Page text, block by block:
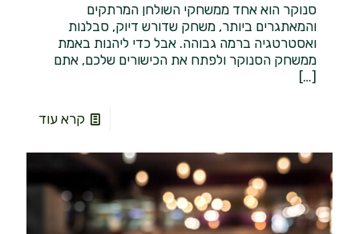
סנוקר הוא אחד ממשחקי השולחן המרתקים
והמאתגרים ביותר, משחק שדורש דיוק, סבלנות
ואסטרטגיה ברמה גבוהה. אבל כדי ליהנות באמת
ממשחק הסנוקר ולפתח את הכישורים שלכם, אתם
[…]
קרא עוד